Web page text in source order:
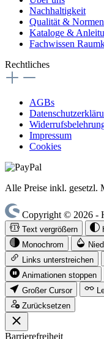
Nachhaltigkeit
Qualität & Normen
Kataloge &
Fachwissen
Rechtliches
AGBs
Impressum
Cookies
Alle Preise inkl. gesetzl.
Copyright © 2026 -
Text vergrößern
Monochrom
Links unterstreichen
Animationen stoppen
Großer Cursor
Zurücksetzen
Barrierefreiheit